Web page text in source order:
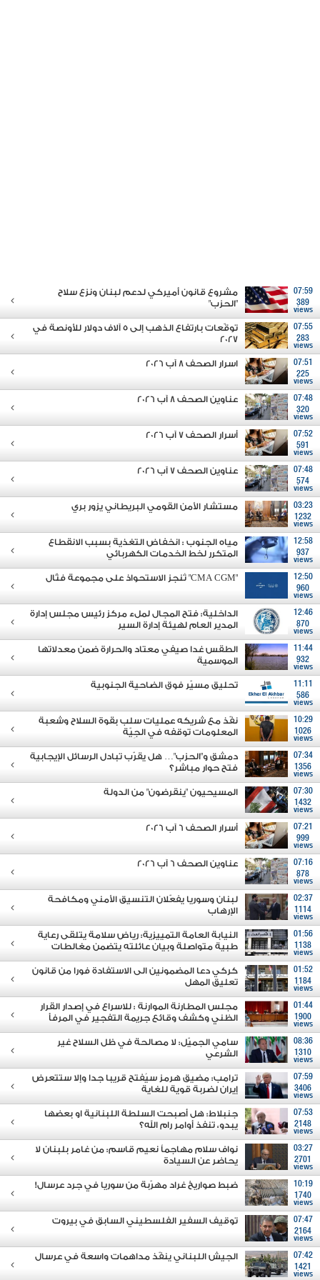
07:59
389
views
مشروع قانون أميركي لدعم لبنان ونزع سلاح
"الحزب"
07:55
283
views
توقّعات بارتفاع الذهب إلى 5 آلاف دولار للأونصة في
2027
07:51
225
views
اسرار الصحف 8 آب 2026
07:48
320
views
عناوين الصحف 8 آب 2026
07:52
591
views
أسرار الصحف 7 آب 2026
07:48
574
views
عناوين الصحف 7 آب 2026
03:23
1232
views
مستشار الأمن القومي البريطاني يزور بري
12:58
937
views
مياه الجنوب : انخفاض التغذية بسبب الانقطاع
المتكرر لخط الخدمات الكهربائي
12:50
960
views
"CMA CGM" تُنجز الاستحواذ على مجموعة فتّال
12:46
870
views
الداخلية: فتح المجال لملء مركز رئيس مجلس إدارة
المدير العام لهيئة إدارة السير
11:44
932
views
الطقس غدا صيفي معتاد والحرارة ضمن معدلاتها
الموسمية
11:11
586
views
تحليق مسيّر فوق الضاحية الجنوبية
10:29
1026
views
نفّذ مع شريكه عمليات سلب بقوة السلاح وشعبة
المعلومات توقفه في الجِيّة
07:34
1356
views
دمشق و"الحزب"… هل يقرّب تبادل الرسائل الإيجابية
فتح حوار مباشر؟
07:30
1432
views
المسيحيون "ينقرضون" من الدولة
07:21
999
views
أسرار الصحف 6 آب 2026
07:16
878
views
عناوين الصحف 6 آب 2026
02:37
1114
views
لبنان وسوريا يفعّلان التنسيق الأمني ومكافحة
الإرهاب
01:56
1138
views
النيابة العامة التمييزية: رياض سلامة يتلقى رعاية
طبية متواصلة وبيان عائلته يتضمن مغالطات
01:52
1184
views
كركي دعا المضمونين الى الاستفادة فورا من قانون
تعليق المهل
01:44
1900
views
مجلس المطارنة الموارنة : للاسراع في إصدار القرار
الظني وكشف وقائع جريمة التفجير في المرفأ
08:36
1310
views
سامي الجميّل: لا مصالحة في ظل السلاح غير
الشرعي
07:59
3406
views
ترامب: مضيق هرمز سيُفتح قريبا جدا وإلا ستتعرض
إيران لضربة قوية للغاية
07:53
2148
views
جنبلاط: هل أصبحت السلطة اللبنانية او بعضها
يبدو، تنفذ أوامر رام الله؟
03:27
2701
views
نواف سلام مهاجماً نعيم قاسم: من غامر بلبنان لا
يحاضر عن السيادة
10:19
1740
views
ضبط صواريخ غراد مهرّبة من سوريا في جرد عرسال!
07:47
2164
views
توقيف السفير الفلسطيني السابق في بيروت
07:42
1421
views
الجيش اللبناني ينفّذ مداهمات واسعة في عرسال